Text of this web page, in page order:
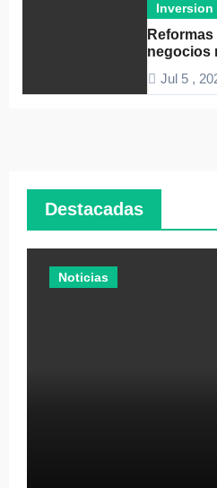
Inversion
negocios
Jul 5 ,
Destacadas
Noticias